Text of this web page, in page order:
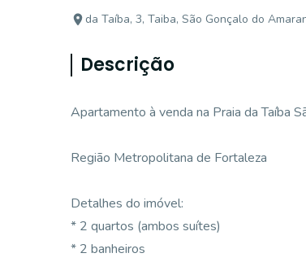
da Taíba, 3, Taiba, São Gonçalo do
Descrição
Apartamento à venda na Praia da Taíba
Região Metropolitana de Fortaleza
Detalhes do imóvel:
* 2 quartos (ambos suítes)
* 2 banheiros